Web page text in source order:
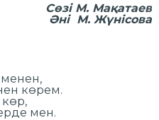
Сөзі М. Мақатаев
Әні М. Жүнісова
көрем.
көр,
мен.